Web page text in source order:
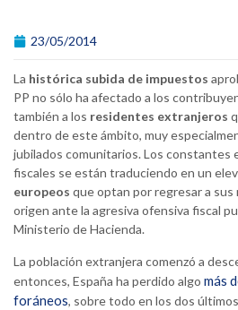
23/05/2014
La histórica subida de impuestos
PP no sólo ha afectado a los
también a los residentes extranjeros
dentro de este ámbito, muy
jubilados comunitarios. Los constantes
fiscales se están traduciendo en un
europeos que optan por regresar a
origen ante la agresiva ofensiva fiscal
Ministerio de Hacienda.
La población extranjera comenzó a
entonces, España ha perdido algo más
foráneos, sobre todo en los dos